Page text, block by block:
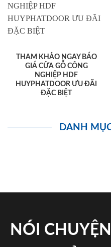
THAM KHẢO NGAY BÁO
GIÁ CỬA GỖ CÔNG
NGHIỆP HDF
HUYPHATDOOR ƯU ĐÃI
ĐẶC BIỆT
DANH
NÓI